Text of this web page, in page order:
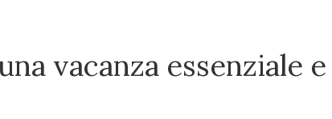
vacanza essenziale e